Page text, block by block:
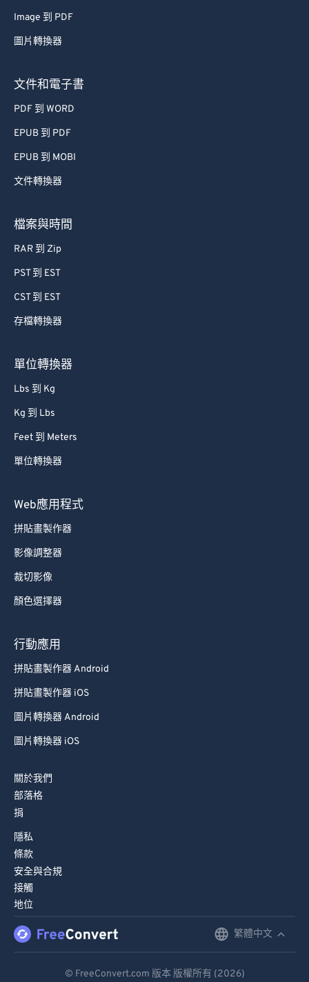
Image 到 PDF
圖片轉換器
文件和電子書
PDF 到 WORD
EPUB 到 PDF
EPUB 到 MOBI
文件轉換器
檔案與時間
RAR 到 Zip
PST 到 EST
CST 到 EST
存檔轉換器
單位轉換器
Lbs 到 Kg
Kg 到 Lbs
Feet 到 Meters
單位轉換器
Web應用程式
拼貼畫製作器
影像調整器
裁切影像
顏色選擇器
行動應用
拼貼畫製作器 Android
拼貼畫製作器 iOS
圖片轉換器 Android
圖片轉換器 iOS
關於我們
部落格
捐
隱私
條款
安全與合規
接觸
地位
繁體中文
© FreeConvert.com 版本 版權所有 (2026)